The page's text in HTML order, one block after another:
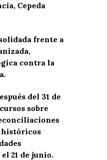
Cepeda
frente a
contra la
del 31 de
sobre
históricos
21 de junio.